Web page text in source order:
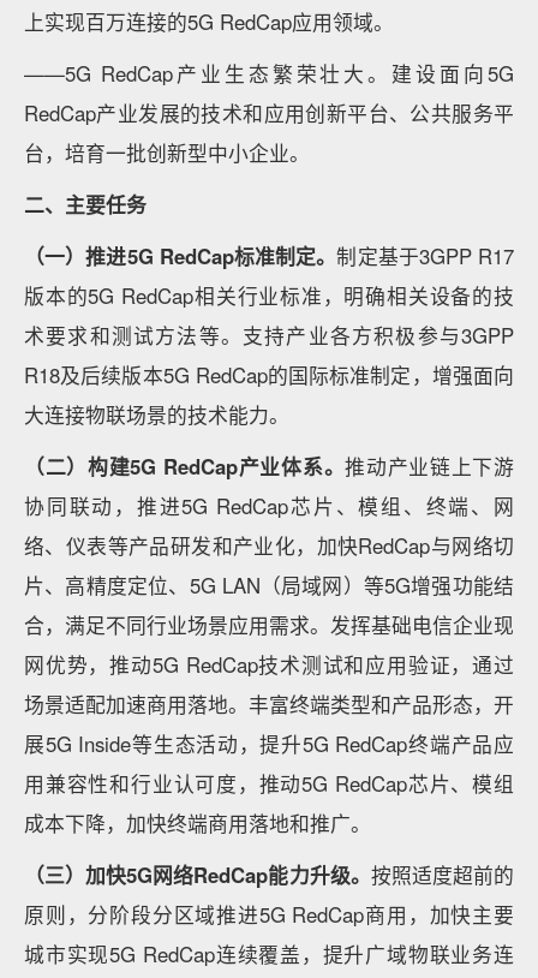
上实现百万连接的5G RedCap应用领域。
——5G RedCap产业生态繁荣壮大。建设面向5G
RedCap产业发展的技术和应用创新平台、公共服务平
台，培育一批创新型中小企业。
二、主要任务
（一）推进5G RedCap标准制定。制定基于3GPP R17
版本的5G RedCap相关行业标准，明确相关设备的技
术要求和测试方法等。支持产业各方积极参与3GPP
R18及后续版本5G RedCap的国际标准制定，增强面向
大连接物联场景的技术能力。
（二）构建5G RedCap产业体系。推动产业链上下游
协同联动，推进5G RedCap芯片、模组、终端、网
络、仪表等产品研发和产业化，加快RedCap与网络切
片、高精度定位、5G LAN（局域网）等5G增强功能结
合，满足不同行业场景应用需求。发挥基础电信企业现
网优势，推动5G RedCap技术测试和应用验证，通过
场景适配加速商用落地。丰富终端类型和产品形态，开
展5G Inside等生态活动，提升5G RedCap终端产品应
用兼容性和行业认可度，推动5G RedCap芯片、模组
成本下降，加快终端商用落地和推广。
（三）加快5G网络RedCap能力升级。 按照适度超前的
原则，分阶段分区域推进5G RedCap商用，加快主要
城市实现5G RedCap连续覆盖，提升广域物联业务连